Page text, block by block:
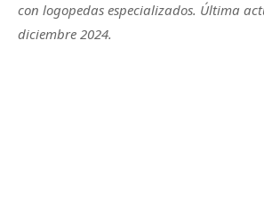
con logopedas especializados. Última
diciembre 2024.